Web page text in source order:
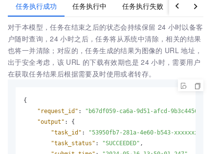
任务执行成功 任务执行中 任务执行失败
对于本模型，任务在结束之后的状态会持续保留 24 小时以备客
户随时查询，24 小时之后，任务将从系统中清除，相关的结果
也将一并清除；对应的，任务生成的结果为图像的 URL 地址，
出于安全考虑，该 URL 的下载有效期也是 24 小时，需要用户
在获取任务结果后根据需要及时使用或者转存。
{
"request_id" : "b67df059-ca6a-9d51-afcd-9b3c4456b1e2"
"output" :
{
"task_id" : "53950fb7-281a-4e60-b543-xxxxxxxxxxxx"
"task_status" : "SUCCEEDED" ,